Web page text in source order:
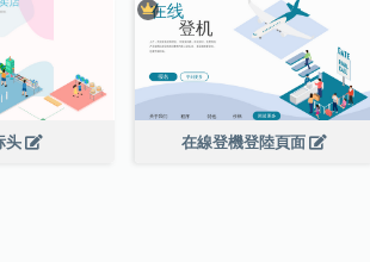
头 在線登機登陸頁面